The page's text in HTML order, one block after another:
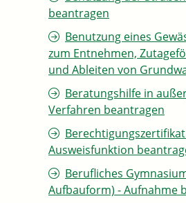
beantragen
Benutzung eines
zum Entnehmen,
und Ableiten von
Beratungshilfe in
Verfahren beantragen
Ausweisfunktion
Berufliches
Aufbauform) - Aufnahme